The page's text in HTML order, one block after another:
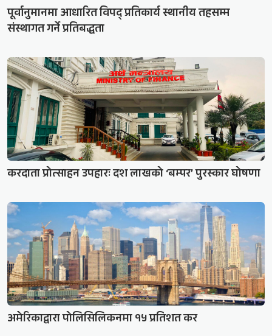
पूर्वानुमानमा आधारित विपद् प्रतिकार्य स्थानीय तहसम्म
संस्थागत गर्ने प्रतिबद्धता
करदाता प्रोत्साहन उपहारः दश लाखको ‘बम्पर’ पुरस्कार घोषणा
अमेरिकाद्वारा पोलिसिलिकनमा १५ प्रतिशत कर